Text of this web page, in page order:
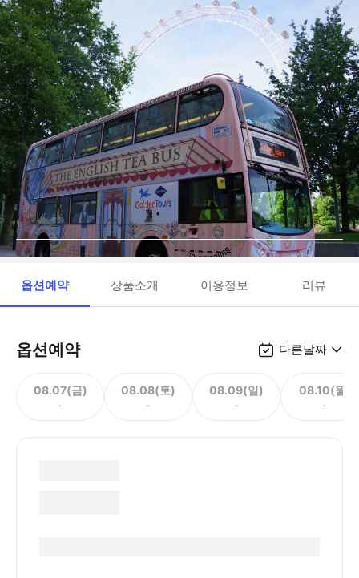
옵션예약 상품소개 이용정보 리뷰
옵션예약 다른날짜
08.07(금)
-
08.08(토)
-
08.09(일)
-
08.10(월)
-